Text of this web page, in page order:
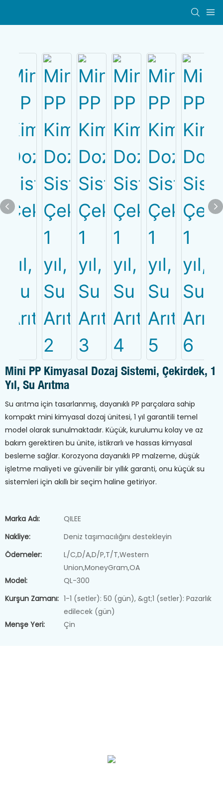
Mini PP Kimyasal Dozaj Sistemi, Çekirdek, 1
Yıl, Su Arıtma
Su arıtma için tasarlanmış, dayanıklı PP parçalara sahip
kompakt mini kimyasal dozaj ünitesi, 1 yıl garantili temel
model olarak sunulmaktadır. Küçük, kurulumu kolay ve az
bakım gerektiren bu ünite, istikrarlı ve hassas kimyasal
besleme sağlar. Korozyona dayanıklı PP malzeme, düşük
işletme maliyeti ve güvenilir bir yıllık garanti, onu küçük su
sistemleri için akıllı bir seçim haline getiriyor.
Marka Adı:
QILEE
Nakliye:
Deniz taşımacılığını destekleyin
Ödemeler:
L/C,D/A,D/P,T/T,Western
Union,MoneyGram,OA
Model:
QL-300
Kurşun Zamanı: 1-1 (setler): 50 (gün), &gt;1 (setler): Pazarlık
edilecek (gün)
Menşe Yeri:
Çin